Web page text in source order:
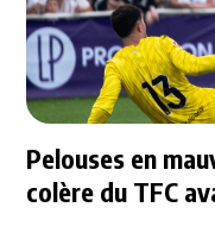
Pelouses en
colère du TFC